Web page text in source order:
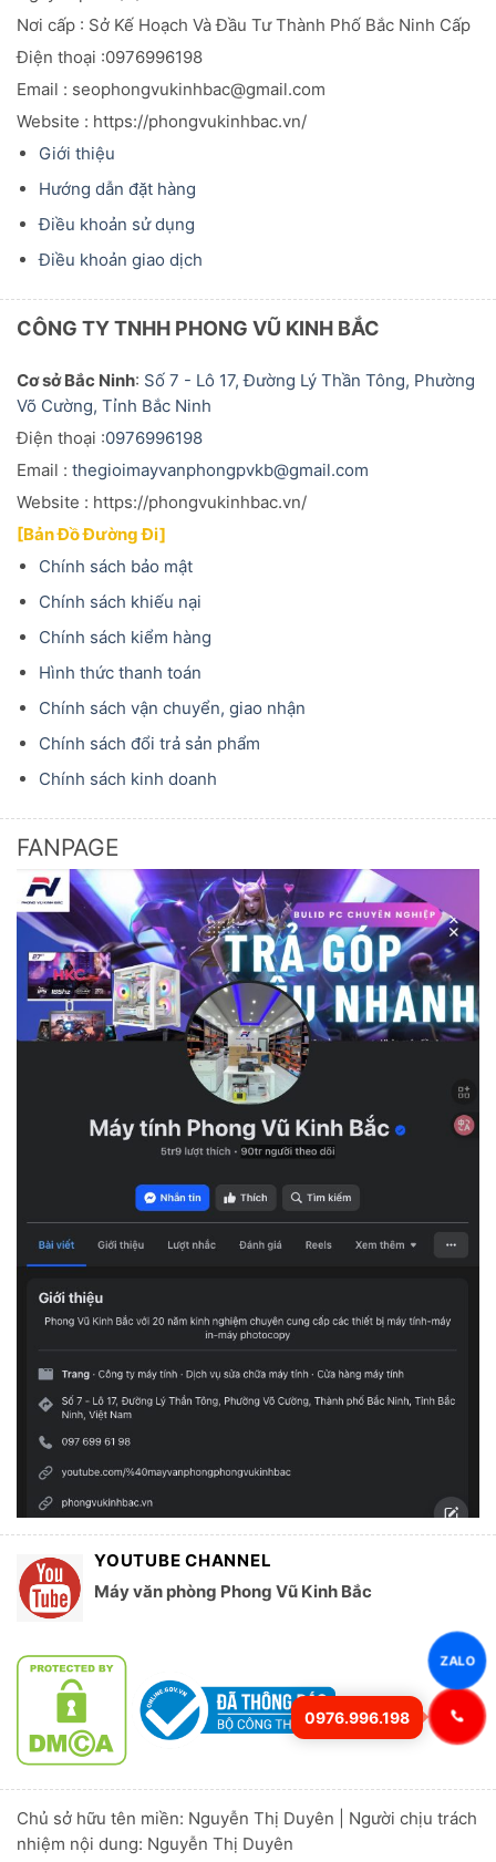
ZALO
0976.996.198
Nơi cấp : Sở Kế Hoạch Và Đầu TưThành Phố Bắc Ninh Cấp
Điện thoại :0976996198
Email : seophongvukinhbac@gmail.com
Website : https://phongvukinhbac.vn/
Giới thiệu
Hướng dẫn đặt hàng
Điều khoản sử dụng
Điều khoản giao dịch
CÔNG TY TNHH PHONG VŨ KINH BẮC
Cơ sở Bắc Ninh: Số 7 - Lô 17, Đường Lý Thần Tông, Phường
Võ Cường, Tỉnh Bắc Ninh
Điện thoại :0976996198
Email : thegioimayvanphongpvkb@gmail.com
Website : https://phongvukinhbac.vn/
[Bản Đồ Đường Đi]
Chính sách bảo mật
Chính sách khiếu nại
Chính sách kiểm hàng
Hình thức thanh toán
Chính sách vận chuyển, giao nhận
Chính sách đổi trả sản phẩm
Chính sách kinh doanh
FANPAGE
YOUTUBE CHANNEL
Máy văn phòng Phong Vũ Kinh Bắc
Chủ sở hữu tên miền: Nguyễn Thị Duyên | Người chịu trách
nhiệm nội dung: Nguyễn Thị Duyên